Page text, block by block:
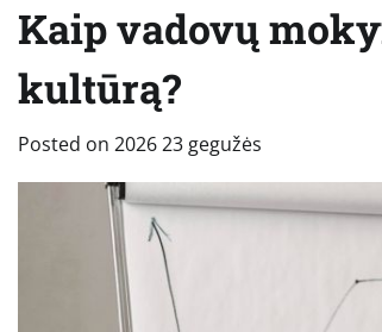
Kaip vadovų
kultūrą?
Posted on 2026 23 gegužės